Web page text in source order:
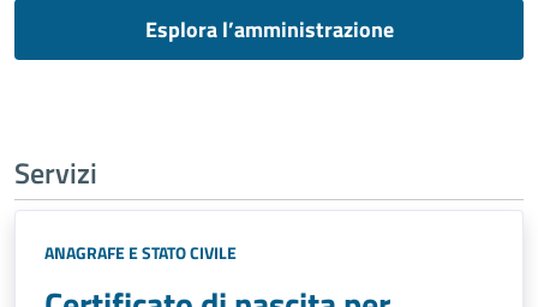
Esplora l’amministrazione
Servizi
ANAGRAFE E STATO CIVILE